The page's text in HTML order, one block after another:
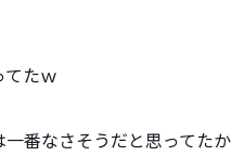
たｗ
一番なさそうだと思ってた